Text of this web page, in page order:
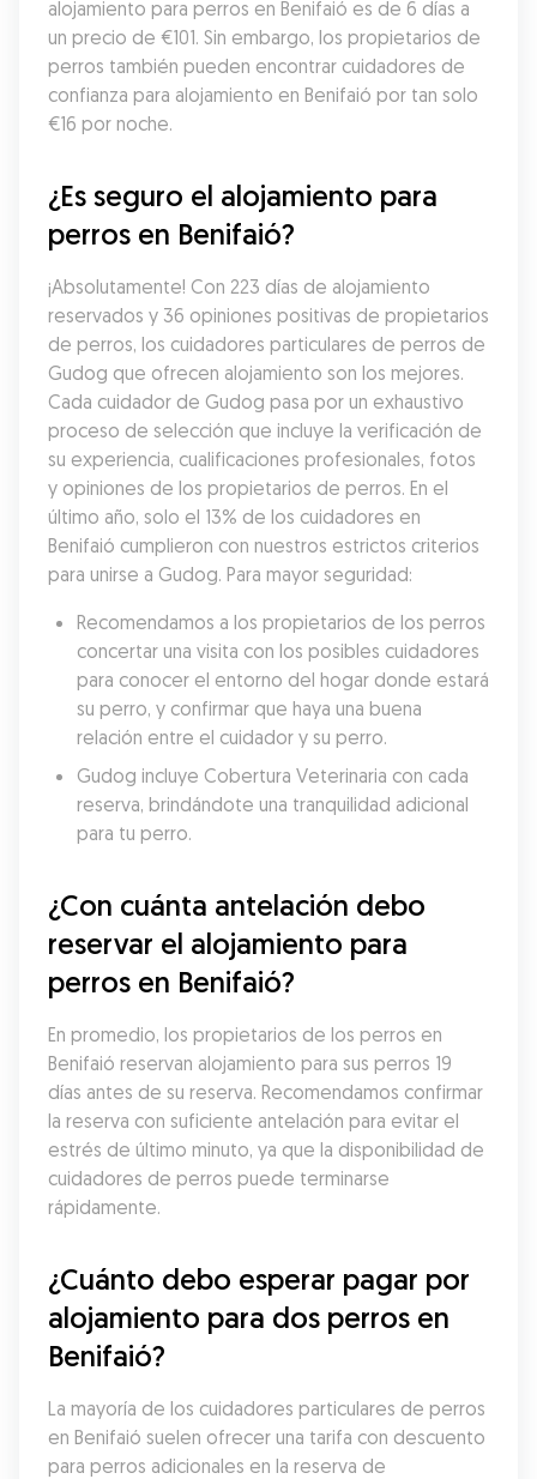
alojamiento para perros en Benifaió es de 6 días a
un precio de €101. Sin embargo, los propietarios de
perros también pueden encontrar cuidadores de
confianza para alojamiento en Benifaió por tan solo
€16 por noche.
¿Es seguro el alojamiento para
perros en Benifaió?
¡Absolutamente! Con 223 días de alojamiento
reservados y 36 opiniones positivas de propietarios
de perros, los cuidadores particulares de perros de
Gudog que ofrecen alojamiento son los mejores.
Cada cuidador de Gudog pasa por un exhaustivo
proceso de selección que incluye la verificación de
su experiencia, cualificaciones profesionales, fotos
y opiniones de los propietarios de perros. En el
último año, solo el 13% de los cuidadores en
Benifaió cumplieron con nuestros estrictos criterios
para unirse a Gudog. Para mayor seguridad:
Recomendamos a los propietarios de los perros
concertar una visita con los posibles cuidadores
para conocer el entorno del hogar donde estará
su perro, y confirmar que haya una buena
relación entre el cuidador y su perro.
Gudog incluye Cobertura Veterinaria con cada
reserva, brindándote una tranquilidad adicional
para tu perro.
¿Con cuánta antelación debo
reservar el alojamiento para
perros en Benifaió?
En promedio, los propietarios de los perros en
Benifaió reservan alojamiento para sus perros 19
días antes de su reserva. Recomendamos confirmar
la reserva con suficiente antelación para evitar el
estrés de último minuto, ya que la disponibilidad de
cuidadores de perros puede terminarse
rápidamente.
¿Cuánto debo esperar pagar por
alojamiento para dos perros en
Benifaió?
La mayoría de los cuidadores particulares de perros
en Benifaió suelen ofrecer una tarifa con descuento
para perros adicionales en la reserva de